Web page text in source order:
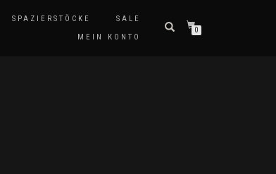
SPAZIERSTÖCKE
SALE
MEIN KONTO
0